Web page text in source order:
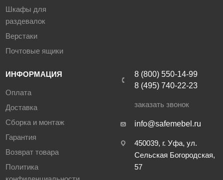
Шкафы для
раздевалок
Верстаки
Почтовые ящики
ИНФОРМАЦИЯ
Оплата
Доставка
Сборка и монтаж
Гарантия
Возврат товара
Политика
8 (800) 550-14-99
8 (495) 740-22-23
заказать звонок
info@safemebel.ru
450039, г. Уфа, ул.
Сельская Богородская,
57